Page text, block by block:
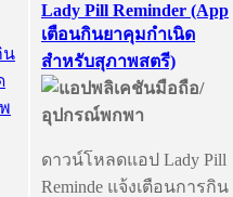
Lady Pill Reminder (App
เตือนกินยาคุมกำเนิด
สำหรับสุภาพสตรี)
ดาวน์โหลดแอป Lady Pill
Reminde แจ้งเตือนการกิน